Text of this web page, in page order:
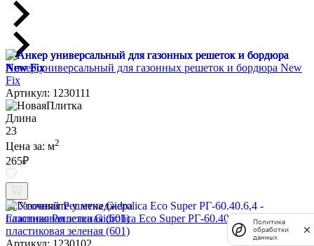
Анкер универсальный для газонных решеток и бордюра New
Fix
Артикул: 1230111
Длина
23
Цена за: м2
265₽
Уточняйте у менеджера
Газонная Решетка Gidrolica Eco Super РГ-60.40.6,4 -
пластиковая зеленая (601)
Артикул: 1230102
Политика
обработки
данных